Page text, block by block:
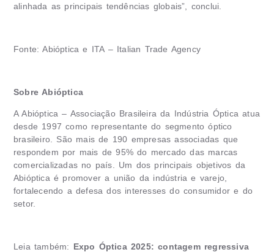
alinhada as principais tendências globais”, conclui.
Fonte: Abióptica e ITA – Italian Trade Agency
Sobre Abióptica
A Abióptica – Associação Brasileira da Indústria Óptica atua
desde 1997 como representante do segmento óptico
brasileiro. São mais de 190 empresas associadas que
respondem por mais de 95% do mercado das marcas
comercializadas no país. Um dos principais objetivos da
Abióptica é promover a união da indústria e varejo,
fortalecendo a defesa dos interesses do consumidor e do
setor.
Leia também: Expo Óptica 2025: contagem regressiva